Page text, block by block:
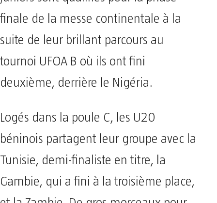
finale de la messe continentale à la
suite de leur brillant parcours au
tournoi UFOA B où ils ont fini
deuxième, derrière le Nigéria.
Logés dans la poule C, les U20
béninois partagent leur groupe avec la
Tunisie, demi-finaliste en titre, la
Gambie, qui a fini à la troisième place,